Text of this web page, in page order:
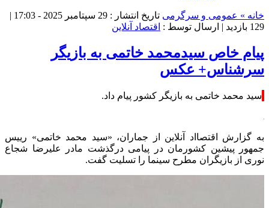
خانه » عمومی و سرگرمی تاریخ انتشار : 29 سپتامبر 2025 - 17:03 |
129 بازدید
| ارسال توسط : اقتصاد آنلاین
پیام خاص سیدمحمد خاتمی به بازیگر
سرشناس+ عکس
سید محمد خاتمی به بازیگر کشور پیام داد.
به گزارش اقتصااد آنلاین از جماران، «سید محمد خاتمی» رییس
جمهور پیشین کشورمان در پیامی درگذشت مادر علیرضا شجاع
نوری از بازیگران مطرح سینما را تسلیت گفت.